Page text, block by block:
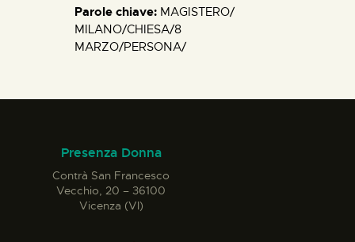
Parole chiave: MAGISTERO/
MILANO/CHIESA/8
MARZO/PERSONA/
Presenza Donna
Contrà San Francesco
Vecchio, 20 – 36100
Vicenza (VI)